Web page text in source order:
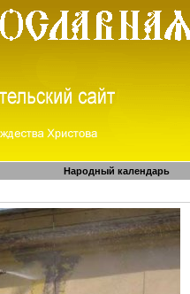
Народный календарь